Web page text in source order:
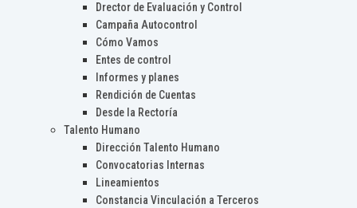
Drector de Evaluación y Control
Campaña Autocontrol
Cómo Vamos
Entes de control
Informes y planes
Rendición de Cuentas
Desde la Rectoría
Talento Humano
Dirección Talento Humano
Convocatorias Internas
Lineamientos
Constancia Vinculación a Terceros